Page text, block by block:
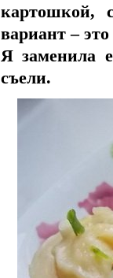
картошкой,
вариант –
Я заменила
съели.